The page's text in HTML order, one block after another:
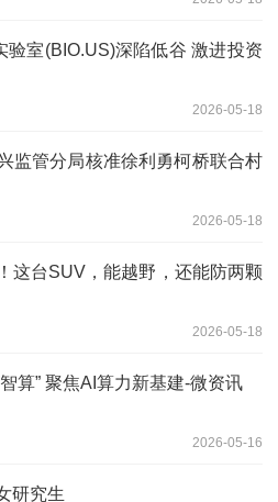
验室(BIO.US)深陷低谷 激进投资
2026-05-18
监管分局核准徐利勇柯桥联合村
2026-05-18
这台SUV，能越野，还能防两颗
2026-05-18
算” 聚焦AI算力新基建-微资讯
2026-05-16
研究生